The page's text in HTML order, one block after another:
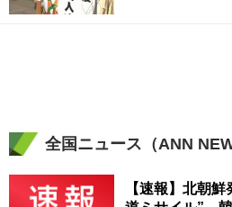
全国ニュース（ANN
【速報】北朝